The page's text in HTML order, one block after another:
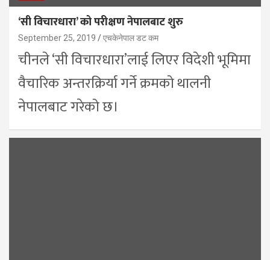
‘सी विचारधारा’ को परीक्षण नेपालबाट शुरु
September 25, 2019 एचकेनेपाल डट कम
चीनले ‘सी विचारधारा’लाई लिएर विदेशी भूमिमा
वैचारिक अन्तरक्रिर्या गर्ने क्रमको थालनी
नेपालबाट गरेको छ।